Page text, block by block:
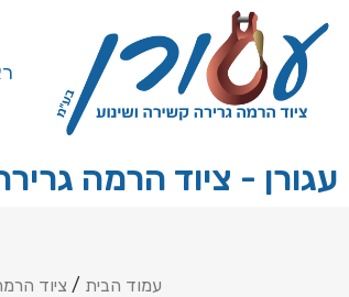
עגורן - ציוד הרמה
עמוד הבית / ציוד